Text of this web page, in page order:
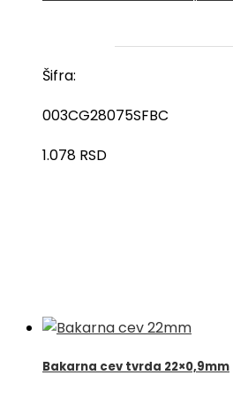
Šifra:
003CG28075SFBC
1.078 RSD
Bakarna cev tvrda 22×0,9mm